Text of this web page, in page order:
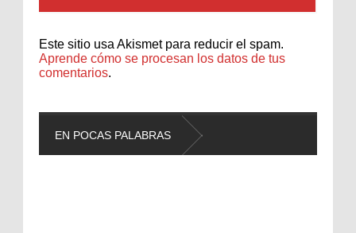
Este sitio usa Akismet para reducir el spam.
Aprende cómo se procesan los datos de tus
comentarios.
EN POCAS PALABRAS